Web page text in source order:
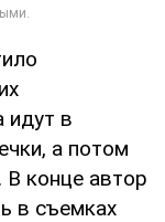
идут в
а потом
В конце автор
в съемках